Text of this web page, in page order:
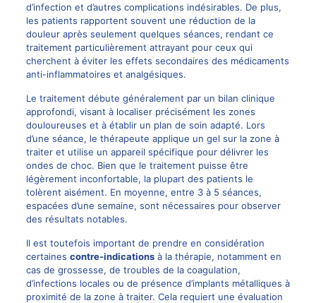
d’infection et d’autres complications indésirables. De plus,
les patients rapportent souvent une réduction de la
douleur après seulement quelques séances, rendant ce
traitement particulièrement attrayant pour ceux qui
cherchent à éviter les effets secondaires des médicaments
anti-inflammatoires et analgésiques.
Le traitement débute généralement par un bilan clinique
approfondi, visant à localiser précisément les zones
douloureuses et à établir un plan de soin adapté. Lors
d’une séance, le thérapeute applique un gel sur la zone à
traiter et utilise un appareil spécifique pour délivrer les
ondes de choc. Bien que le traitement puisse être
légèrement inconfortable, la plupart des patients le
tolèrent aisément. En moyenne, entre 3 à 5 séances,
espacées d’une semaine, sont nécessaires pour observer
des résultats notables.
Il est toutefois important de prendre en considération
certaines contre-indicationsà la thérapie, notamment en
cas de grossesse, de troubles de la coagulation,
d’infections locales ou de présence d’implants métalliques à
proximité de la zone à traiter. Cela requiert une évaluation